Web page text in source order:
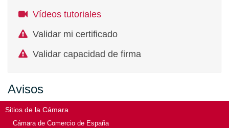
Vídeos tutoriales
Validar mi certificado
Validar capacidad de firma
Avisos
Sitios de la Cámara
Cámara de Comercio de España